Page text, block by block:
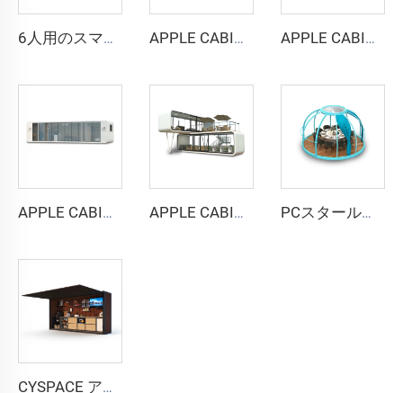
6人用のスマートで防音性の高いブース - Cyspace Y PROシリーズ APPLE CABIN CAPSULE HOUSE -Cyspace A6シリーズ APPLE CABIN CAPSULE HOUSE -Cyspace A9シリーズ
APPLE CABIN CAPSULE HOUSE -Cyspace A12シリーズ APPLE CABIN CAPSULE HOUSE -Cyspace二階建てシリーズ PCスタールームカプセルハウス
CYSPACE アウトドアキッチン